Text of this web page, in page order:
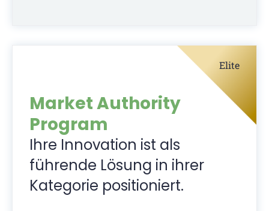
Elite
Market Authority
Program
Ihre Innovation ist als
führende Lösung in ihrer
Kategorie positioniert.